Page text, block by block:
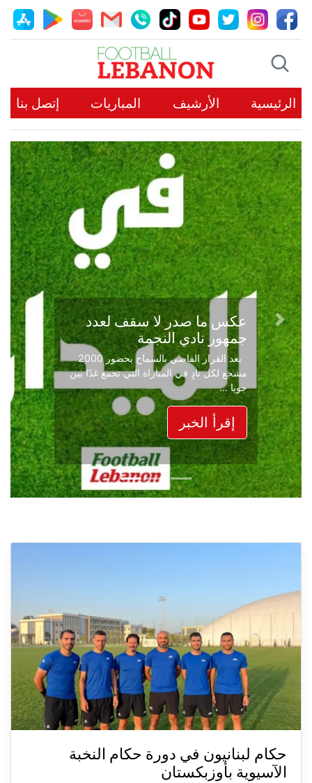
الرئيسية الأرشيف المباريات إتصل بنا
خاص Football Lebanon |
صفوان إلى جويا بعد 5 أشهر
من انتظار ردّه على عرض
النجمة
خاص Football Lebanon | صفوان إلى جويا
بعد 5 أشهر من انتظار ردّه على عرض النجمة
علم Footba...
إقرأ الخبر
Previous
Next
حكام لبنانيون في دورة حكام النخبة
الآسيوية بأوزبكستان